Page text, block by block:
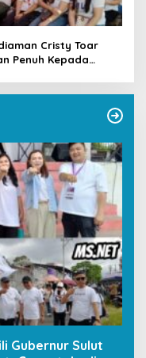
Cristy Toar
Penuh Kepada
Gubernur Sulut